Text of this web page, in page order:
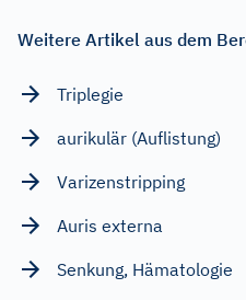
Weitere Artikel aus dem
Triplegie
aurikulär (Auflistung)
Varizenstripping
Auris externa
Senkung, Hämatologie